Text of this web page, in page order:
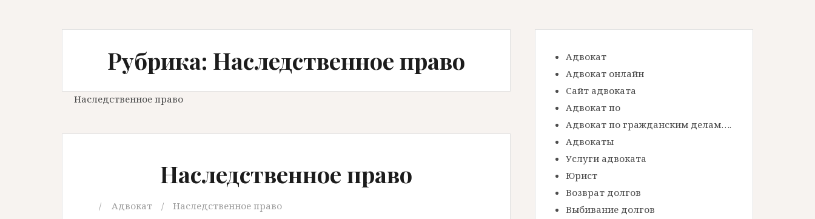
Рубрика: Наследственное право
Наследственное право
Наследственное право
Адвокат Наследственное право
Адвокат
Адвокат онлайн
Сайт адвоката
Адвокат по
Адвокат по гражданским делам….
Адвокаты
Услуги адвоката
Юрист
Возврат долгов
Выбивание долгов